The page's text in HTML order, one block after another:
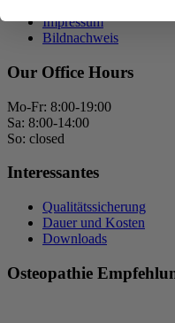
Impressum
Bildnachweis
Our Office Hours
Mo-Fr: 8:00-19:00
Sa: 8:00-14:00
So: closed
Interessantes
Qualitätssicherung
Dauer und Kosten
Downloads
Osteopathie